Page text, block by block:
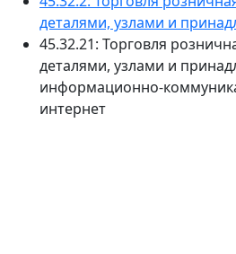
деталями, узлами и
45.32.21: Торговля
деталями, узлами и
информационно-
интернет